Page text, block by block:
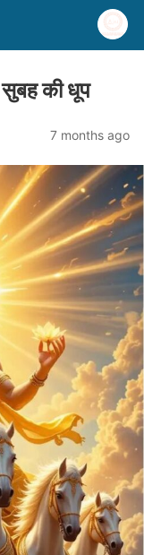
सुबह की धूप
7 months ago